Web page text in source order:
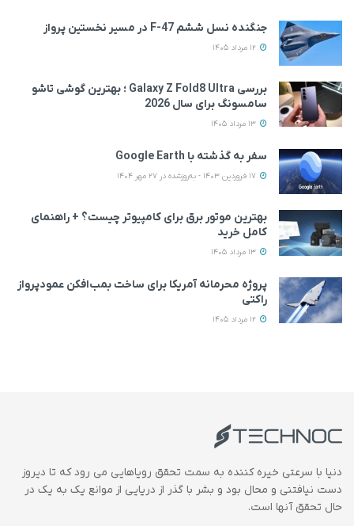
جنگنده نسل ششم F-47 در مسیر نخستین پرواز
بررسی Galaxy Z Fold8 Ultra ؛ بهترین گوشی تاشو
سامسونگ برای سال 2026
سفر به گذشته با Google Earth
بهترین موتور برق برای کامپیوتر چیست؟ + راهنمای
کامل خرید
پروژه محرمانه آمریکا برای ساخت بمب‌افکن عمودپرواز
راکتی
دنیا با سرعتی خیره کننده به سمت تحقق رویاهایی می رود که تا دیروز
دست نیافتنی و محال بود و بشر با گذر از دریایی از موانع یک به یک در
حال تحقق آنها است.